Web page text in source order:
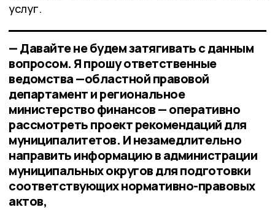
услуг.
— Давайте не будем затягивать с данным
вопросом. Я прошу ответственные
ведомства —областной правовой
департамент и региональное
министерство финансов — оперативно
рассмотреть проект рекомендаций для
муниципалитетов. И незамедлительно
направить информацию в администрации
муниципальных округов для подготовки
соответствующих нормативно-правовых
актов,